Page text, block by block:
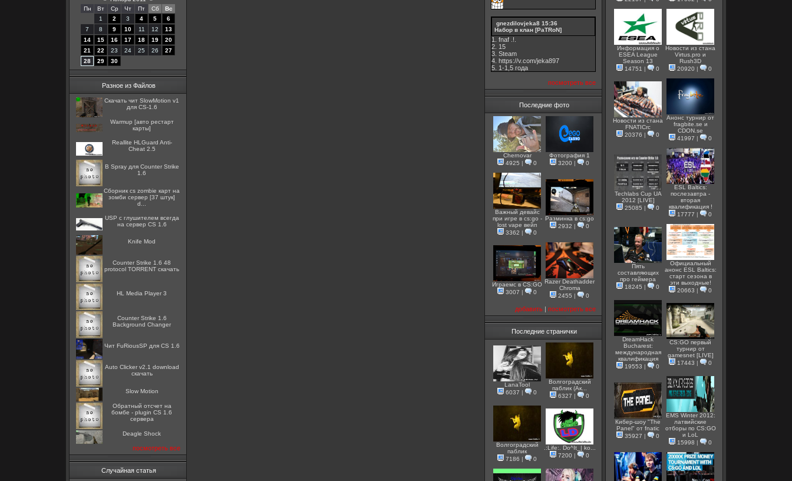
Пн
Вт Ср Чт Пт Сб
Вс
1
2 3 4 5
6
7
8 9 10 11 12
13
14
15 16 17 18 19
20
21
22 23 24 25 26
27
28
29 30
Разное из Файлов
Скачать чит SlowMotion v1
для CS-1.6
Warmup [авто рестарт
карты]
Reallite HLGuard Anti-
Cheat 2.5
B Spray для Counter Strike
1.6
Сборник cs zombie карт на
зомби сервер [37 штук]
d...
USP с глушителем всегда
на сервер CS 1.6
Knife Mod
Counter Strike 1.6 48
protocol TORRENT скачать
HL Media Player 3
Counter Strike 1.6
Background Changer
Чит FuRiousSP для CS 1.6
Auto Clicker v2.1 download
скачать
Slow Motion
Обратный отсчет на
бомбе - plugin CS 1.6
сервера
Deagle Shock
посмотреть все
Случайная статья
gnezdilovjeka8 15:36
Набор в клан [PaTRoN]
1. fnaf .!.
2. 15
3. Steam
4. https://v.com/jeka897
5. 1-1,5 годa
посмотреть все
Последние фото
Chernovar
4925 | 0
Фотография 1
3200 | 0
Важный девайс
при игре в cs:go -
lost vape вейп
3362 | 0
Разминка в cs:go
2932 | 0
Играемс в CS:GO
3007 | 0
Razer Deathadder
Chroma
2455 | 0
добавить | посмотреть все
Последние странички
LanaTool
6037 | 0
Волгоградский
паблик (Ак...
6327 | 0
Волгоградский
паблик
7186 | 0
.:Life:. Do^It_| ko...
7200 | 0
Информация о
ESEA League
Season 13
14751 | 0
Новости из стана
Virtus.pro и
Rush3D
20920 | 0
Новости из стана
FNATICrc
20376 | 0
Анонс турнир от
fragbite.se и
СDON.se
41997 | 0
Techlabs Cup UA
2012 [LIVE]
25085 | 0
ESL Baltics:
послезавтра -
вторая
квалификация !
17777 | 0
Пять
составляющих
про геймера
18245 | 0
Официальный
анонс ESL Baltics:
старт сезона в
эти выходные!
20663 | 0
DreamHack
Bucharest:
международная
квалификация
19553 | 0
CS:GO первый
турнир от
gamesnet [LIVE]
17443 | 0
Кибер-шоу "The
Panel" от fnatic
35927 | 0
EMS Winter 2012:
латвийские
отборы по CS:GO
и LoL
15998 | 0